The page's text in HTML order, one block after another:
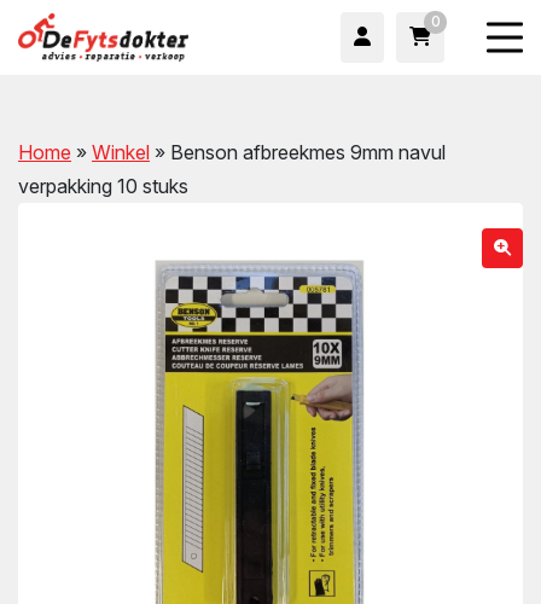
0
Home » Winkel » Benson afbreekmes 9mm navul
verpakking 10 stuks